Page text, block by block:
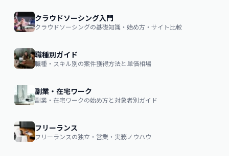
クラウドソーシング入門
クラウドソーシングの基礎知識・始め方・サイト比較
職種別ガイド
職種・スキル別の案件獲得方法と単価相場
副業・在宅ワーク
副業・在宅ワークの始め方と対象者別ガイド
フリーランス
フリーランスの独立・営業・実務ノウハウ